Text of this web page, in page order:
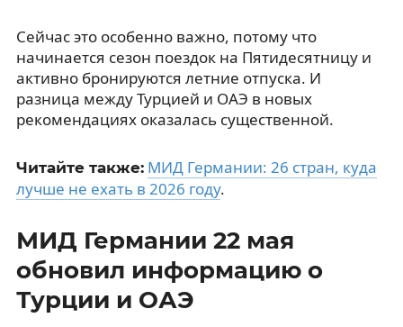
Сейчас это особенно важно, потому что
начинается сезон поездок на Пятидесятницу и
активно бронируются летние отпуска. И
разница между Турцией и ОАЭ в новых
рекомендациях оказалась существенной.
Читайте также: МИД Германии: 26 стран, куда
лучше не ехать в 2026 году.
МИД Германии 22 мая
обновил информацию о
Турции и ОАЭ